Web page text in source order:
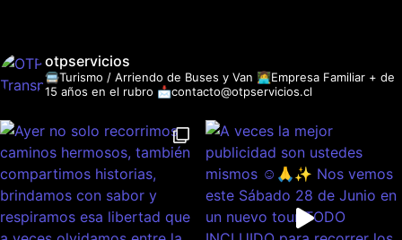
otpservicios
🚍Turismo / Arriendo de Buses y Van 👩‍💻Empresa Familiar + de
15 años en el rubro 📩contacto@otpservicios.cl